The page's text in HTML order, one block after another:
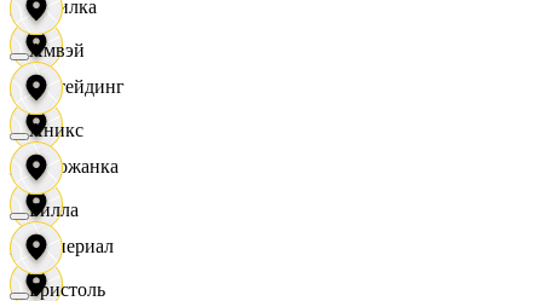
Горилка
Ижтейдинг
Горожанка
Империал
Амвэй
Аникс
Билла
Бристоль